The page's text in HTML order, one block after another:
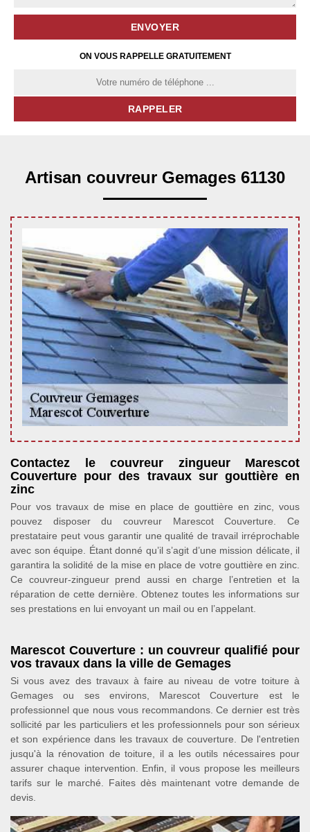
ON VOUS RAPPELLE GRATUITEMENT
Artisan couvreur Gemages 61130
Contactez le couvreur zingueur Marescot
Couverture pour des travaux sur gouttière en
zinc
Pour vos travaux de mise en place de gouttière en zinc, vous
pouvez disposer du couvreur Marescot Couverture. Ce
prestataire peut vous garantir une qualité de travail irréprochable
avec son équipe. Étant donné qu’il s’agit d’une mission délicate, il
garantira la solidité de la mise en place de votre gouttière en zinc.
Ce couvreur-zingueur prend aussi en charge l’entretien et la
réparation de cette dernière. Obtenez toutes les informations sur
ses prestations en lui envoyant un mail ou en l’appelant.
Marescot Couverture : un couvreur qualifié pour
vos travaux dans la ville de Gemages
Si vous avez des travaux à faire au niveau de votre toiture à
Gemages ou ses environs, Marescot Couverture est le
professionnel que nous vous recommandons. Ce dernier est très
sollicité par les particuliers et les professionnels pour son sérieux
et son expérience dans les travaux de couverture. De l'entretien
jusqu'à la rénovation de toiture, il a les outils nécessaires pour
assurer chaque intervention. Enfin, il vous propose les meilleurs
tarifs sur le marché. Faites dès maintenant votre demande de
devis.